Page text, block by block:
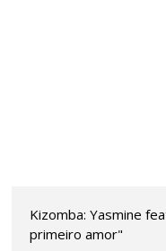
Kizomba: Yasmine
primeiro amor"